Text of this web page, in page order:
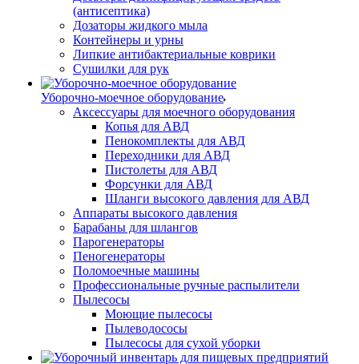
(антисептика)
Дозаторы жидкого мыла
Контейнеры и урны
Липкие антибактериальные коврики
Сушилки для рук
Уборочно-моечное оборудование
Аксессуары для моечного оборудования
Копья для АВД
Пенокомплекты для АВД
Переходники для АВД
Пистолеты для АВД
Форсунки для АВД
Шланги высокого давления для АВД
Аппараты высокого давления
Барабаны для шлангов
Парогенераторы
Пеногенераторы
Поломоечные машины
Профессиональные ручные распылители
Пылесосы
Моющие пылесосы
Пылеводососы
Пылесосы для сухой уборки